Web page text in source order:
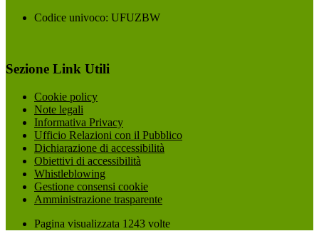
Codice univoco: UFUZBW
Sezione Link Utili
Cookie policy
Note legali
Informativa Privacy
Ufficio Relazioni con il Pubblico
Dichiarazione di accessibilità
Obiettivi di accessibilità
Whistleblowing
Gestione consensi cookie
Amministrazione trasparente
Pagina visualizzata 1243 volte